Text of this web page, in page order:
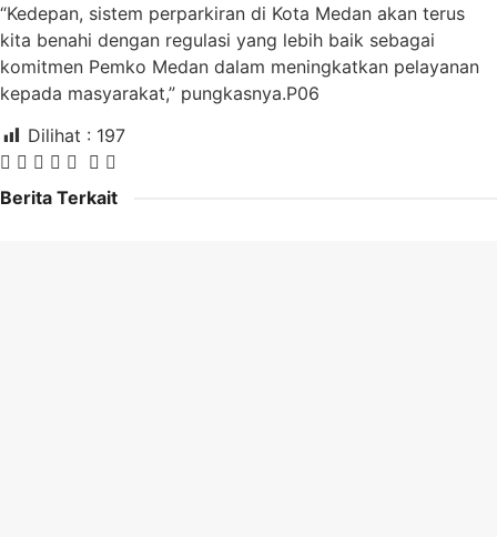
“Kedepan, sistem perparkiran di Kota Medan akan terus
kita benahi dengan regulasi yang lebih baik sebagai
komitmen Pemko Medan dalam meningkatkan pelayanan
kepada masyarakat,” pungkasnya.P06
Dilihat : 197
Berita Terkait